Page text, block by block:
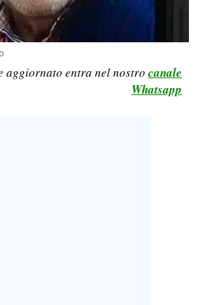
aggiornato entra nel nostro canale
Whatsapp